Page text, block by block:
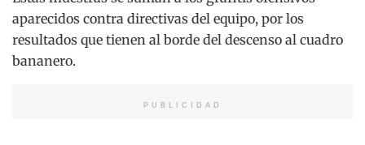
aparecidos contra directivas del equipo, por los
resultados que tienen al borde del descenso al cuadro
bananero.
PUBLICIDAD